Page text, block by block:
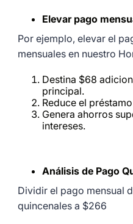
Elevar pago
Por ejemplo, elevar el
mensuales en nuestro
Destina $68
principal.
Reduce el
Genera ahorros
intereses.
Análisis de Pago
Dividir el pago mensual
quincenales a $266